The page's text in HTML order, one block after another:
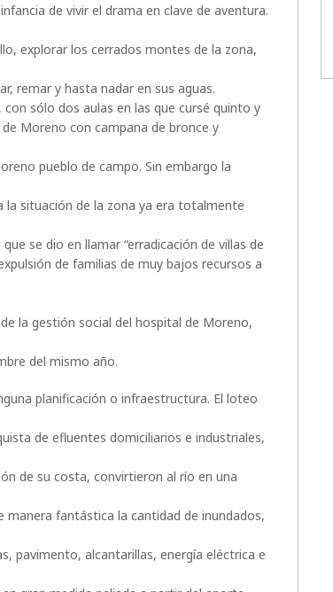
de vivir el drama en clave de aventura.
explorar los cerrados montes de la zona,
remar y hasta nadar en sus aguas.
sólo dos aulas en las que cursé quinto y
Moreno con campana de bronce y
pueblo de campo. Sin embargo la
la situación de la zona ya era totalmente
se dio en llamar “erradicación de villas de
de familias de muy bajos recursos a
la gestión social del hospital de Moreno,
del mismo año.
planificación o infraestructura. El loteo
de efluentes domiciliarios e industriales,
de su costa, convirtieron al río en una
fantástica la cantidad de inundados,
pavimento, alcantarillas, energía eléctrica e